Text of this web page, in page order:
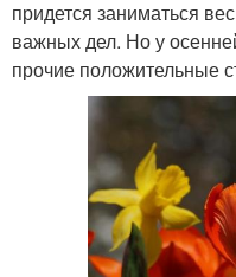
придется заниматься
важных дел. Но у
прочие положительные